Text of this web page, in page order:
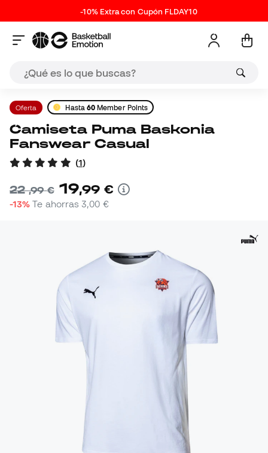
-10% Extra con Cupón FLDAY10
Oferta Hasta 60 Member Points
Camiseta Puma Baskonia
Fanswear Casual
(1)
22,99 € 19,99 €
-13% Te ahorras3,00 €